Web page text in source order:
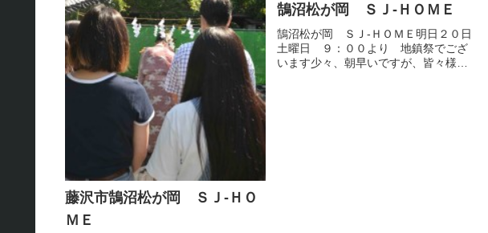
藤沢市鵠沼松が岡 ＳＪ-ＨＯ
ＭＥ
鵠沼松が岡 ＳＪ-ＨＯＭＥ
鵠沼松が岡 ＳＪ-ＨＯＭＥ明日２０日
土曜日 ９：００より 地鎮祭でござ
います少々、朝早いですが、皆々様